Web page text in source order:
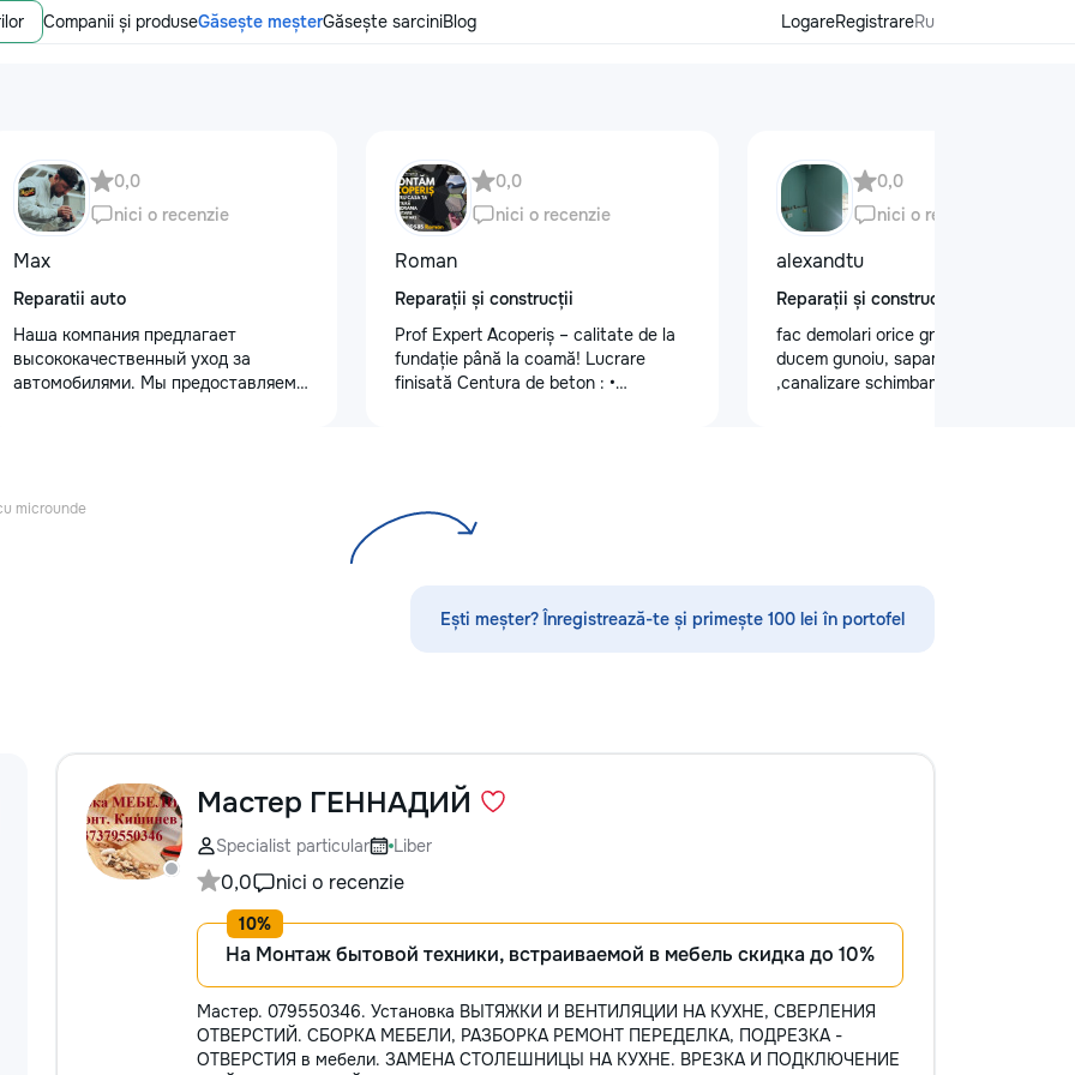
Companii și produseGăsește meșterGăsește sarciniBlog LogareRegistrareRu
0,0
nici o recenzie
Max
Reparatii auto
Наша компания предлагает
высококачественный уход за
автомобилями. Мы предоставляем
Также выполняем оклейку
стиль, а защитная пленка на фары
защищает от повреждений. Мы
придерживаемся высоких
стандартов обслуживания,
используя передовые технологии.
Доверьте нам заботу о вашем
автомобиле, и он будет радовать
0,0
nici o recenzie
Roman
Reparații și construcții
Prof Expert Acoperiș – calitate de la
fundație până la coamă! Lucrare
finisată Centura de beton : •
#ProfExpertAcoperiș #AcoperișNou
0,0
nici o recenzie
alexandtu
Reparații și construcții
fac demolari orice greutate de lucru si
ducem gunoiu, sapam gropi
,canalizare schimbam trubele.Montam
microunde
Ești meșter? Înregistrează-te și primește 100 lei în portofel
Мастер ГЕННАДИЙ
Specialist particular Liber
0,0 nici o recenzie
На Монтаж бытовой техники, встраиваемой в мебель скидка до 10%
Мастер. 079550346. Установка ВЫТЯЖКИ И ВЕНТИЛЯЦИИ НА КУХНЕ, СВЕРЛЕНИЯ
ОТВЕРСТИЙ. СБОРКА МЕБЕЛИ, РАЗБОРКА РЕМОНТ ПЕРЕДЕЛКА, ПОДРЕЗКА -
ОТВЕРСТИЯ в мебели. ЗАМЕНА СТОЛЕШНИЦЫ НА КУХНЕ. ВРЕЗКА И ПОДКЛЮЧЕНИЕ